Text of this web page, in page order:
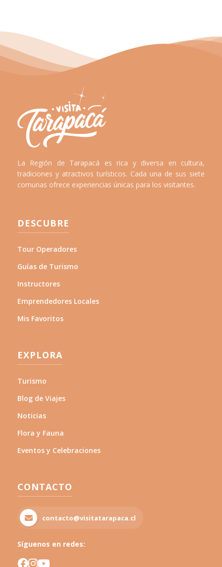
La Región de Tarapacá es rica y diversa en cultura,
tradiciones y atractivos turísticos. Cada una de sus siete
comunas ofrece experiencias únicas para los visitantes.
DESCUBRE
Tour Operadores
Guías de Turismo
Instructores
Emprendedores Locales
Mis Favoritos
EXPLORA
Turismo
Blog de Viajes
Noticias
Flora y Fauna
Eventos y Celebraciones
CONTACTO
contacto@visitatarapaca.cl
Síguenos en redes: